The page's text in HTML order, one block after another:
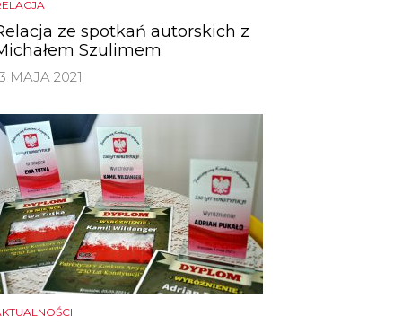
ze spotkań autorskich z
Szulimem
MAJA 2021